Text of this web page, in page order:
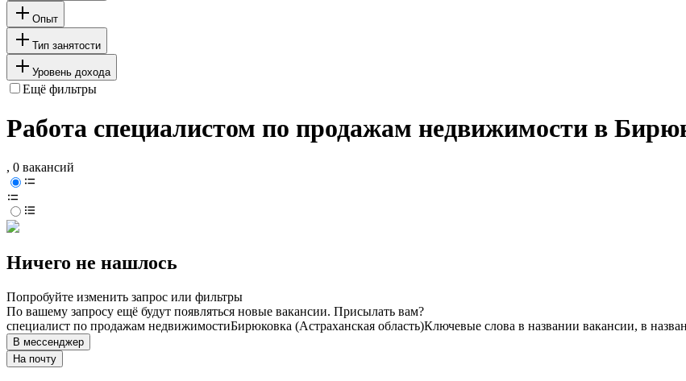
Опыт
Тип занятости
Уровень дохода
Ещё фильтры
Работа специалистом по продажам недвижимости в
, 0 вакансий
Ничего не нашлось
Попробуйте изменить запрос или фильтры
По вашему запросу ещё будут появляться новые вакансии. Присылать вам?
специалист по продажам недвижимостиБирюковка (Астраханская область)Ключевые слова в названии вакансии, в
В мессенджер
На почту